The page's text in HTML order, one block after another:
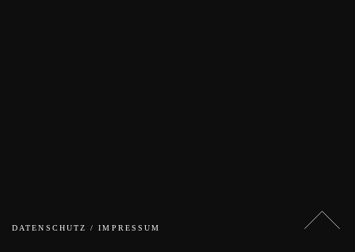
DATENSCHUTZ / IMPRESSUM